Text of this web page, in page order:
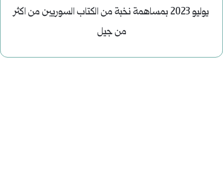
يوليو 2023 بمساهمة نخبة من الكتاب السوريين من اكثر
من جيل